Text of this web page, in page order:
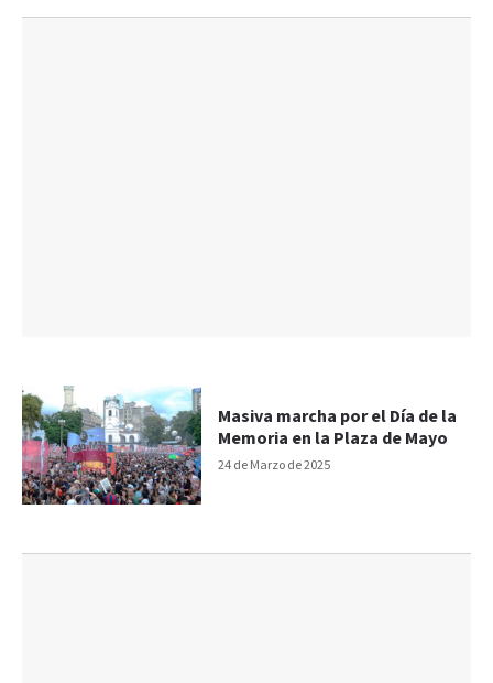
24 de Marzo de 2025
Masiva marcha por el Día de la
Memoria en la Plaza de Mayo